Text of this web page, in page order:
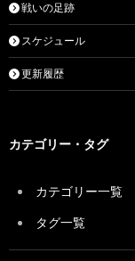
戦いの足跡
スケジュール
更新履歴
カテゴリー・タグ
カテゴリー一覧
タグ一覧